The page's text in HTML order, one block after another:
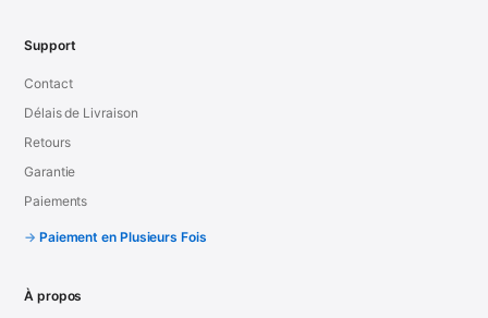
Support
Contact
Délais de Livraison
Retours
Garantie
Paiements
Paiement en Plusieurs Fois
À propos